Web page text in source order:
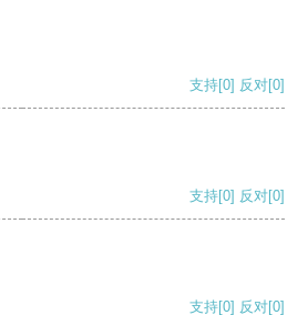
支持[0] 反对[0]
支持[0] 反对[0]
支持[0] 反对[0]